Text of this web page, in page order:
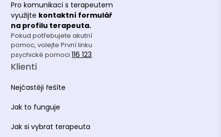
Pro komunikaci s terapeutem
využijte kontaktní formulář
na profilu terapeuta.
Pokud potřebujete akutní
pomoc, volejte První linku
psychické pomoci116 123.
Klienti
Nejčastěji řešíte
Jak to funguje
Jak si vybrat terapeuta